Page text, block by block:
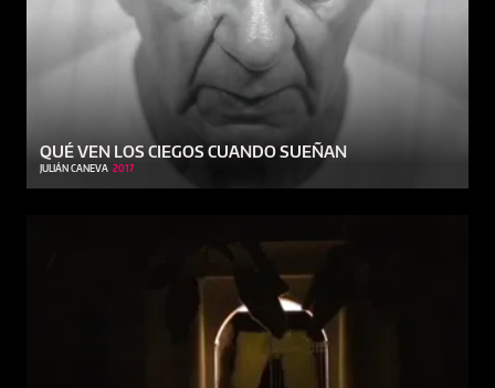
QUÉ VEN LOS CIEGOS CUANDO SUEÑAN
JULIÁN CANEVA 2017